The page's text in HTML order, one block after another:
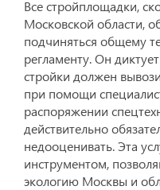
Все стройплощадки,
Московской области,
подчиняться общему
регламенту. Он
стройки должен
при помощи
распоряжении
действительно
недооценивать. Эта
инструментом,
экологию Москвы и